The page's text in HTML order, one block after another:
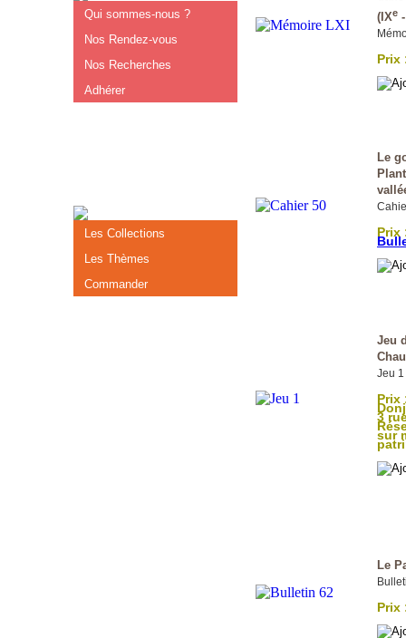
Qui sommes-nous ?
Nos Rendez-vous
Nos Recherches
Adhérer
Les Collections
Les Thèmes
Commander
(IXe
Prix
Le
Prix
Jeu
Jeu 1
Prix
3
sur
Le
Prix